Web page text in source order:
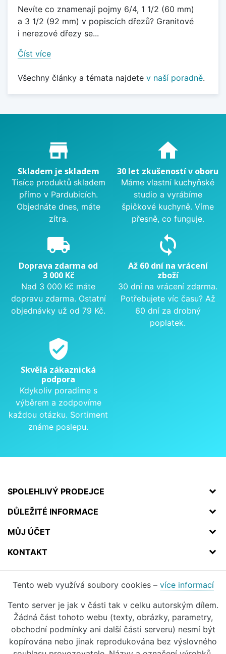
Nevíte co znamenají pojmy 6/4, 1 1/2 (60 mm)
a 3 1/2 (92 mm) v popiscích dřezů? Granitové
i nerezové dřezy se...
Číst více
Všechny články a témata najdete v naší poradně.
Proč nakupovat u nás?
store_mall_directory
Skladem je skladem
Tisíce produktů skladem
přímo v Pardubicích.
Objednáte dnes, máte
zítra.
home
30 let zkušeností v oboru
Máme vlastní kuchyňské
studio a vyrábíme
špičkové kuchyně. Víme
přesně, co funguje.
local_shipping
Doprava zdarma od
3 000 Kč
Nad 3 000 Kč máte
dopravu zdarma. Ostatní
objednávky už od 79 Kč.
sync
Až 60 dní na vrácení
zboží
30 dní na vrácení zdarma.
Potřebujete víc času? Až
60 dní za drobný
poplatek.
verified_user
Skvělá zákaznická
podpora
Kdykoliv poradíme s
výběrem a zodpovíme
každou otázku. Sortiment
známe poslepu.
SPOLEHLIVÝ PRODEJCE
DŮLEŽITÉ INFORMACE
MŮJ ÚČET
KONTAKT
Tento web využívá soubory cookies – více informací
Tento server je jak v části tak v celku autorským dílem.
Žádná část tohoto webu (texty, obrázky, parametry,
obchodní podmínky ani další části serveru) nesmí být
kopírována nebo jinak reprodukována bez výslovného